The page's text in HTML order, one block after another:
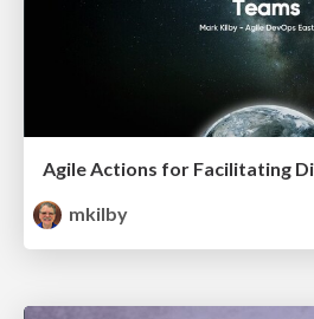
mkilby